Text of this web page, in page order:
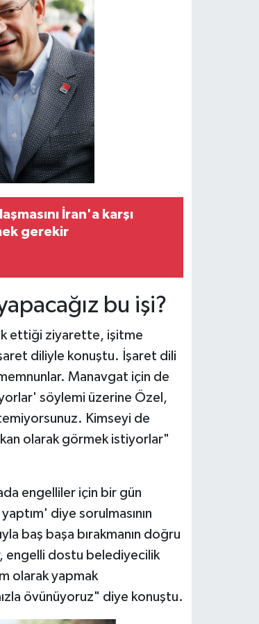
İran'a karşı
gerekir
bu işi?
ettiği ziyarette, işitme
diliyle konuştu. İşaret dili
Manavgat için de
söylemi üzerine Özel,
Kimseyi de
olarak görmek istiyorlar"
engelliler için bir gün
diye sorulmasının
baş başa bırakmanın doğru
engelli dostu belediyecilik
olarak yapmak
övünüyoruz" diye konuştu.